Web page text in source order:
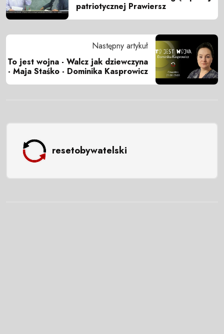
patriotycznej Prawiersz
Następny artykuł
To jest wojna - Walcz jak dziewczyna
- Maja Staśko - Dominika Kasprowicz
resetobywatelski